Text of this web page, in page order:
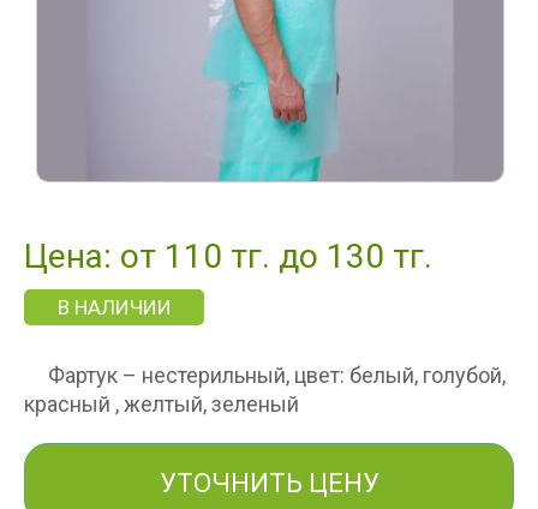
Цена: от 110 тг. до 130 тг.
В НАЛИЧИИ
Фартук – нестерильный, цвет: белый, голубой,
красный , желтый, зеленый
УТОЧНИТЬ ЦЕНУ